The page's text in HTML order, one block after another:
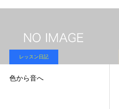
レッスン日記
色から音へ